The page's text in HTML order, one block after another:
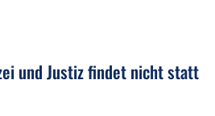
und Justiz findet nicht statt